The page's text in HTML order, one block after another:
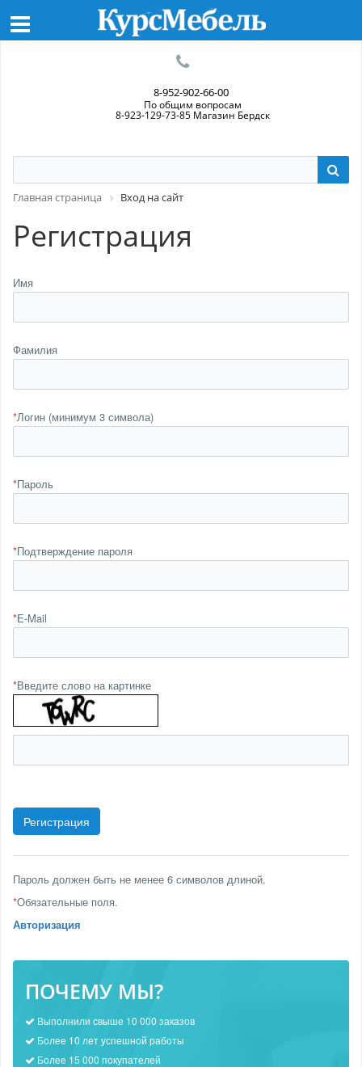
8-952-902-66-00
По общим вопросам
8-923-129-73-85 Магазин Бердск
Главная страница Вход на сайт
Регистрация
Имя
Фамилия
*Логин (минимум 3 символа)
*Пароль
*Подтверждение пароля
*E-Mail
*Введите слово на картинке
Пароль должен быть не менее 6 символов длиной.
*Обязательные поля.
Авторизация
ПОЧЕМУ МЫ?
Выполнили свыше 10 000 заказов
Более 10 лет успешной работы
Более 15 000 покупателей